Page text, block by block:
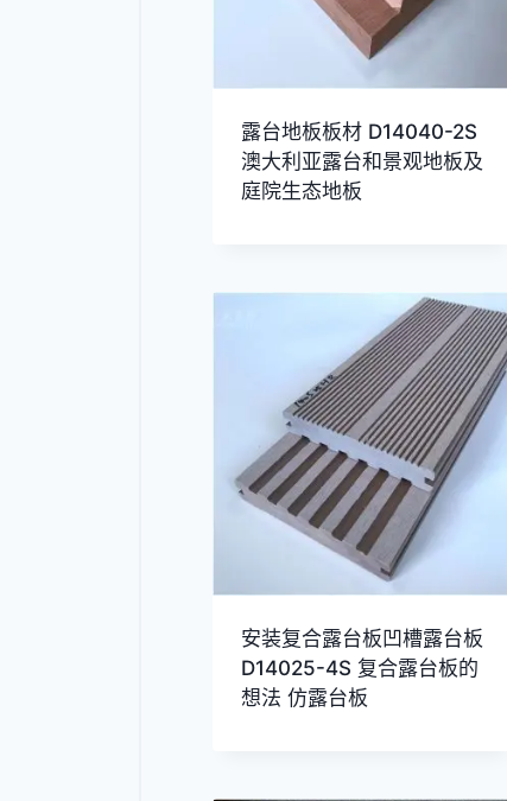
露台地板板材 D14040-2S
澳大利亚露台和景观地板及
庭院生态地板
安装复合露台板凹槽露台板
D14025-4S 复合露台板的
想法 仿露台板